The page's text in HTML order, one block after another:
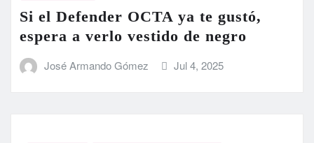
Si el Defender OCTA ya te gustó,
espera a verlo vestido de negro
José Armando Gómez Jul 4, 2025